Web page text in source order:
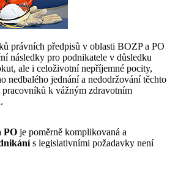
právních předpisů v oblasti BOZP a PO
následky pro podnikatele v důsledku
ale i celoživotní nepříjemné pocity,
nedbalého jednání a nedodržování těchto
pracovníků k vážným zdravotním
PO je poměrně komplikovaná a
s legislativními požadavky není